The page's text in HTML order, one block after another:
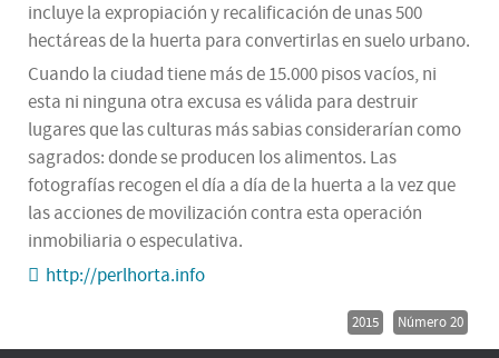
incluye la expropiación y recalificación de unas 500
hectáreas de la huerta para convertirlas en suelo urbano.
Cuando la ciudad tiene más de 15.000 pisos vacíos, ni
esta ni ninguna otra excusa es válida para destruir
lugares que las culturas más sabias considerarían como
sagrados: donde se producen los alimentos. Las
fotografías recogen el día a día de la huerta a la vez que
las acciones de movilización contra esta operación
inmobiliaria o especulativa.
http://perlhorta.info
2015 Número 20